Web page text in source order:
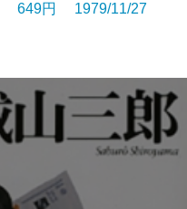
649円 1979/11/27